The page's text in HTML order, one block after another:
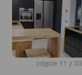
zdjęcie 11 z 33